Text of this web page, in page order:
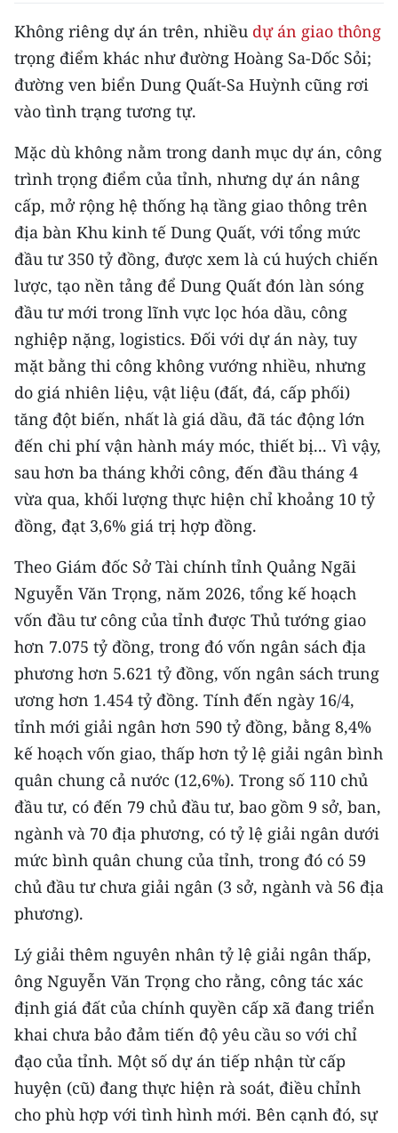
Trung du và miền núi phía Bắc
Đồng bằng sông Hồng
Bắc Trung Bộ
Duyên hải Nam Trung Bộ và Tây
Nguyên
Đông Nam Bộ
Đồng bằng sông Cửu Long
Chuyên trang Hà Nội
Chuyên trang TP. Hồ Chí Minh
CHUYÊN ĐỀ
CÁC CHUYÊN TRANG
VỀ BÁO NHÂN DÂN
THỜI NAY
NHÂN DÂN CUỐI TUẦN
NHÂN DÂN HẰNG THÁNG
MUA BÁO
ĐỌC BÁO IN
ENGLISH
中文
FRANÇAIS
ESPAÑOL
한국어
Không riêng dự án trên, nhiều dự án giao thông
trọng điểm khác như đường Hoàng Sa-Dốc Sỏi;
đường ven biển Dung Quất-Sa Huỳnh cũng rơi
vào tình trạng tương tự.
Mặc dù không nằm trong danh mục dự án, công
trình trọng điểm của tỉnh, nhưng dự án nâng
cấp, mở rộng hệ thống hạ tầng giao thông trên
địa bàn Khu kinh tế Dung Quất, với tổng mức
đầu tư 350 tỷ đồng, được xem là cú huých chiến
lược, tạo nền tảng để Dung Quất đón làn sóng
đầu tư mới trong lĩnh vực lọc hóa dầu, công
nghiệp nặng, logistics. Đối với dự án này, tuy
mặt bằng thi công không vướng nhiều, nhưng
do giá nhiên liệu, vật liệu (đất, đá, cấp phối)
tăng đột biến, nhất là giá dầu, đã tác động lớn
đến chi phí vận hành máy móc, thiết bị... Vì vậy,
sau hơn ba tháng khởi công, đến đầu tháng 4
vừa qua, khối lượng thực hiện chỉ khoảng 10 tỷ
đồng, đạt 3,6% giá trị hợp đồng.
Theo Giám đốc Sở Tài chính tỉnh Quảng Ngãi
Nguyễn Văn Trọng, năm 2026, tổng kế hoạch
vốn đầu tư công của tỉnh được Thủ tướng giao
hơn 7.075 tỷ đồng, trong đó vốn ngân sách địa
phương hơn 5.621 tỷ đồng, vốn ngân sách trung
ương hơn 1.454 tỷ đồng. Tính đến ngày 16/4,
tỉnh mới giải ngân hơn 590 tỷ đồng, bằng 8,4%
kế hoạch vốn giao, thấp hơn tỷ lệ giải ngân bình
quân chung cả nước (12,6%). Trong số 110 chủ
đầu tư, có đến 79 chủ đầu tư, bao gồm 9 sở, ban,
ngành và 70 địa phương, có tỷ lệ giải ngân dưới
mức bình quân chung của tỉnh, trong đó có 59
chủ đầu tư chưa giải ngân (3 sở, ngành và 56 địa
phương).
Lý giải thêm nguyên nhân tỷ lệ giải ngân thấp,
ông Nguyễn Văn Trọng cho rằng, công tác xác
định giá đất của chính quyền cấp xã đang triển
khai chưa bảo đảm tiến độ yêu cầu so với chỉ
đạo của tỉnh. Một số dự án tiếp nhận từ cấp
huyện (cũ) đang thực hiện rà soát, điều chỉnh
cho phù hợp với tình hình mới. Bên cạnh đó, sự